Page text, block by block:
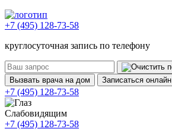
+7 (495) 128-73-58
круглосуточная запись по телефону
Вызвать врача на дом Записаться онлайн
+7 (495) 128-73-58
Слабовидящим
+7 (495) 128-73-58